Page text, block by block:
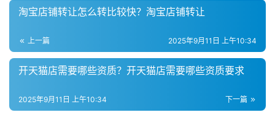
淘宝店铺转让怎么转比较快？淘宝店铺转让
上一篇 2025年9月11日 上午10:34
开天猫店需要哪些资质？开天猫店需要哪些资质要求
下一篇
2025年9月11日 上午10:34